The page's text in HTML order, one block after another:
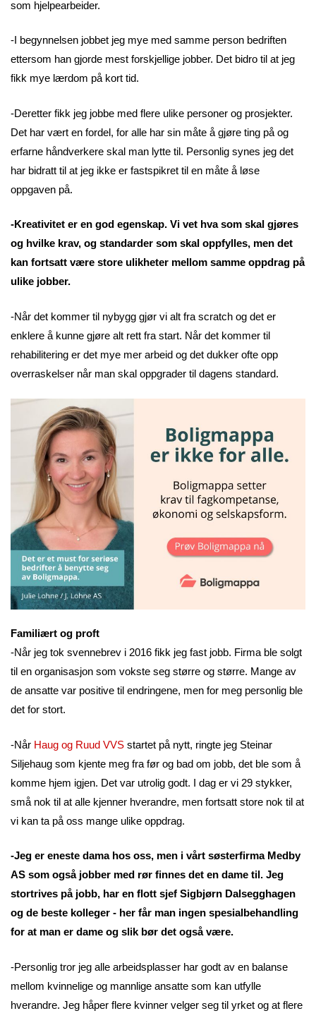
som hjelpearbeider.
-I begynnelsen jobbet jeg mye med samme person bedriften
ettersom han gjorde mest forskjellige jobber. Det bidro til at jeg
fikk mye lærdom på kort tid.
-Deretter fikk jeg jobbe med flere ulike personer og prosjekter.
Det har vært en fordel, for alle har sin måte å gjøre ting på og
erfarne håndverkere skal man lytte til. Personlig synes jeg det
har bidratt til at jeg ikke er fastspikret til en måte å løse
oppgaven på.
-Kreativitet er en god egenskap. Vi vet hva som skal gjøres
og hvilke krav, og standarder som skal oppfylles, men det
kan fortsatt være store ulikheter mellom samme oppdrag på
ulike jobber.
-Når det kommer til nybygg gjør vi alt fra scratch og det er
enklere å kunne gjøre alt rett fra start. Når det kommer til
rehabilitering er det mye mer arbeid og det dukker ofte opp
overraskelser når man skal oppgrader til dagens standard.
Familiært og proft
-Når jeg tok svennebrev i 2016 fikk jeg fast jobb. Firma ble solgt
til en organisasjon som vokste seg større og større. Mange av
de ansatte var positive til endringene, men for meg personlig ble
det for stort.
-Når Haug og Ruud VVS startet på nytt, ringte jeg Steinar
Siljehaug som kjente meg fra før og bad om jobb, det ble som å
komme hjem igjen. Det var utrolig godt. I dag er vi 29 stykker,
små nok til at alle kjenner hverandre, men fortsatt store nok til at
vi kan ta på oss mange ulike oppdrag.
-Jeg er eneste dama hos oss, men i vårt søsterfirma Medby
AS som også jobber med rør finnes det en dame til. Jeg
stortrives på jobb, har en flott sjef Sigbjørn Dalsegghagen
og de beste kolleger - her får man ingen spesialbehandling
for at man er dame og slik bør det også være.
-Personlig tror jeg alle arbeidsplasser har godt av en balanse
mellom kvinnelige og mannlige ansatte som kan utfylle
hverandre. Jeg håper flere kvinner velger seg til yrket og at flere